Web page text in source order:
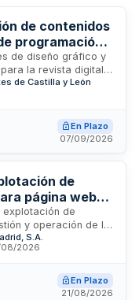
de contenidos
programación
y León
de diseño gráfico y
la revista digital
programación
dependientes de la
Contemporáneo,
y la Minería, y
El servicio
redacción
al público
de Castilla y León
En Plazo
07/09/2026
de
página web
de
explotación de
y operación de la
Transportes de
de servidores,
procedimiento
técnica y
S.A.
2026
En Plazo
21/08/2026